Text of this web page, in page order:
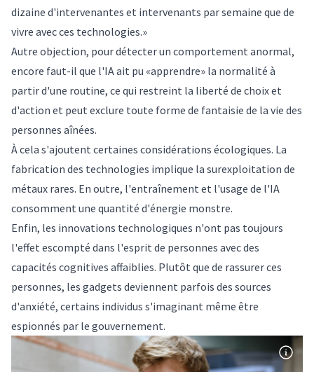
dizaine d'intervenantes et intervenants par semaine que de
vivre avec ces technologies.»
Autre objection, pour détecter un comportement anormal,
encore faut-il que l'IA ait pu «apprendre» la normalité à
partir d'une routine, ce qui restreint la liberté de choix et
d'action et peut exclure toute forme de fantaisie de la vie des
personnes aînées.
À cela s'ajoutent certaines considérations écologiques. La
fabrication des technologies implique la surexploitation de
métaux rares. En outre, l'entraînement et l'usage de l'IA
consomment une quantité d'énergie monstre.
Enfin, les innovations technologiques n'ont pas toujours
l'effet escompté dans l'esprit de personnes avec des
capacités cognitives affaiblies. Plutôt que de rassurer ces
personnes, les gadgets deviennent parfois des sources
d'anxiété, certains individus s'imaginant même être
espionnés par le gouvernement.